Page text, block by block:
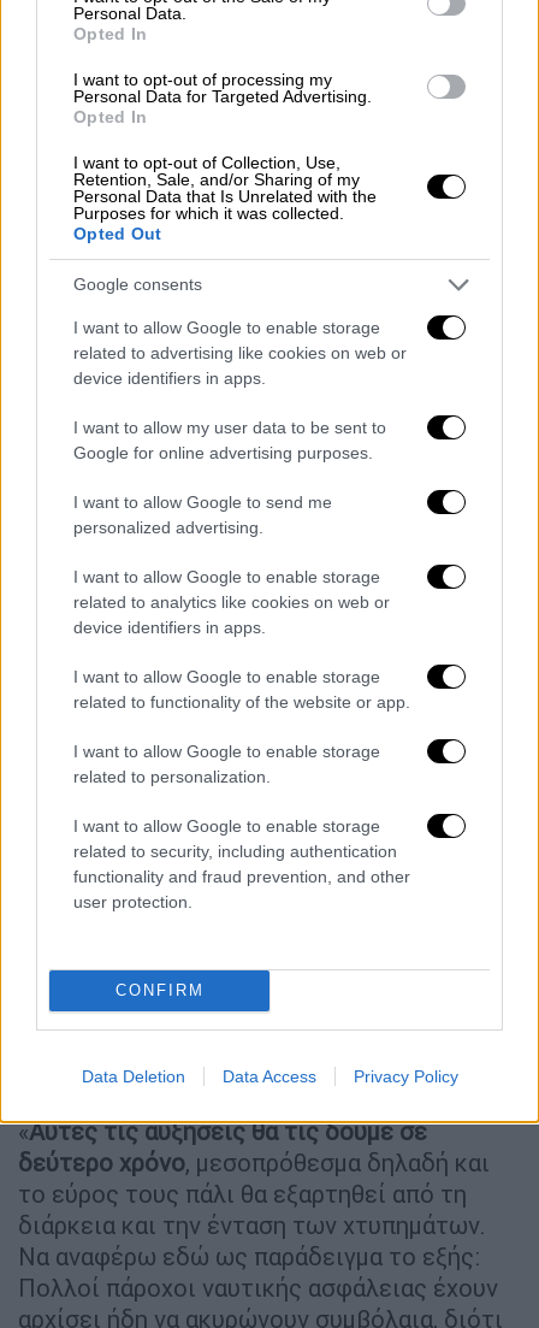
Personal Data.
Opted In
I want to opt-out of processing my
Personal Data for Targeted Advertising.
Opted In
I want to opt-out of Collection, Use,
Retention, Sale, and/or Sharing of my
Personal Data that Is Unrelated with the
Purposes for which it was collected.
Opted Out
Google consents
I want to allow Google to enable storage
related to advertising like cookies on web or
device identifiers in apps.
I want to allow my user data to be sent to
Google for online advertising purposes.
I want to allow Google to send me
personalized advertising.
I want to allow Google to enable storage
related to analytics like cookies on web or
device identifiers in apps.
I want to allow Google to enable storage
related to functionality of the website or app.
I want to allow Google to enable storage
related to personalization.
I want to allow Google to enable storage
related to security, including authentication
functionality and fraud prevention, and other
user protection.
CONFIRM
Data Deletion Data Access Privacy Policy
θα είναι λιγότερες, η επίκουρη καθηγήτρια
του ΑΠΘ αναφέρει ότι ναι μεν αυτό αποτελεί
ένα θετικό γεγονός σε αυτήν την ιδιαίτερα
δύσκολη συγκυρία, ωστόσο, δεν
διότιοι ανανεώσιμες πηγές ενέργειας δεν
επαρκούν, για να καλυφθούν όλες οι ανάγκες
από τη στιγμή που ως πλανήτης δεν έχουμε
φτάσει ακόμα στην απεξάρτηση από το
πετρέλαιο. Όπως αναφέρει χαρακτηριστικά,
μπορεί το καλοκαίρι να μην χρησιμοποιούμε
ενέργεια για θέρμανση, όμως τη
χρειαζόμαστε για τα κλιματιστικά,
προκειμένου να δροσιστούμε.
οποία αφορά την απόφαση της Ευρωπαϊκής
Ένωσης μέχρι τα μέσα του 2027 να
απεξαρτηθεί από το ρωσικό πετρέλαιο και
το φυσικό αέριο. Όπως λέει, για να γίνει
αυτό,θα πρέπει να βρεθούν νέοι πάροχοι
όπως φαίνεται από τις απανωτές μεγάλες
κρίσεις στηΜέση Ανατολή, αυτοί οι πάροχοι
περιοχής, λόγω των επισφαλειών που
υπάρχουν.
Αυξήσεις τιμών σε τρόφιμα και είδη
πρώτης ανάγκης
τομείς, μοιραία θα πρέπει να περιμένουμε
αυξήσειςτιμώνσε μία πολύ μεγάλη γκάμα
πρώτης ανάγκης.
«Αυτές τις αυξήσεις θα τις δούμε σε
δεύτερο χρόνο, μεσοπρόθεσμα δηλαδή και
το εύρος τους πάλι θα εξαρτηθεί από τη
διάρκεια και την ένταση των χτυπημάτων.
Να αναφέρω εδώ ως παράδειγμα το εξής:
Πολλοί πάροχοι ναυτικής ασφάλειας έχουν
αρχίσει ήδη να ακυρώνουν συμβόλαια, διότι